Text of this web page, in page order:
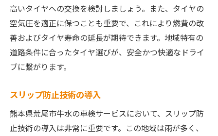
高いタイヤへの交換を検討しましょう。また、タイヤの
空気圧を適正に保つことも重要で、これにより燃費の改
善およびタイヤ寿命の延長が期待できます。地域特有の
道路条件に合ったタイヤ選びが、安全かつ快適なドライ
ブに繋がります。
スリップ防止技術の導入
熊本県荒尾市牛水の車検サービスにおいて、スリップ防
止技術の導入は非常に重要です。この地域は雨が多く、